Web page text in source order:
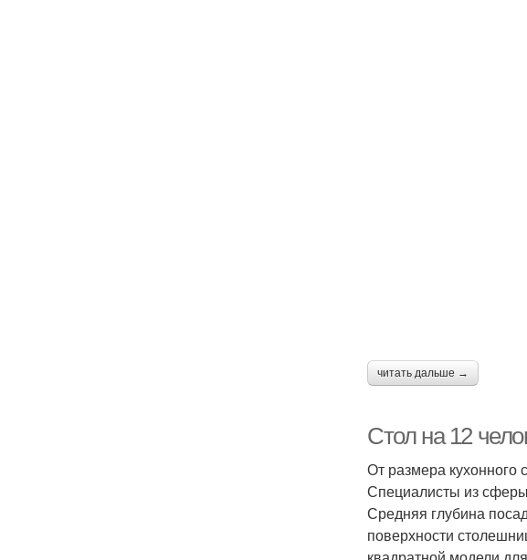
читать дальше →
Стол на 12
От размера кухонного
Специалисты из сферы
Средняя глубина
поверхности